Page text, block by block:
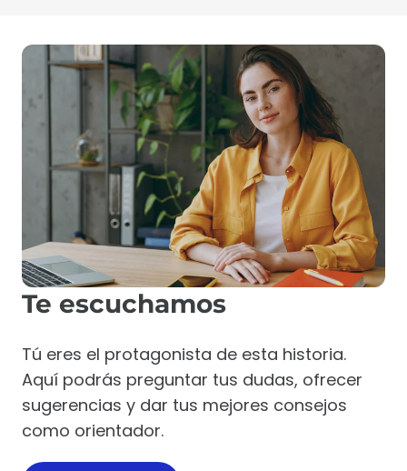
Te escuchamos
Tú eres el protagonista de esta historia.
Aquí podrás preguntar tus dudas, ofrecer
sugerencias y dar tus mejores consejos
como orientador.